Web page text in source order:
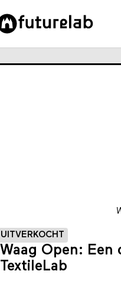
UITVERKOCHT
Waag Open: Een
TextileLab